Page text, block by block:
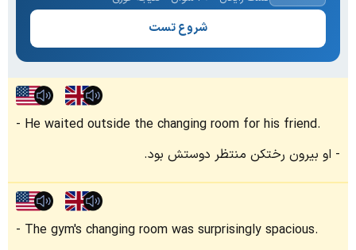
شروع تست
He waited outside the changing room for his friend.
او بیرون رختکن منتظر دوستش بود.
The gym's changing room was surprisingly spacious.